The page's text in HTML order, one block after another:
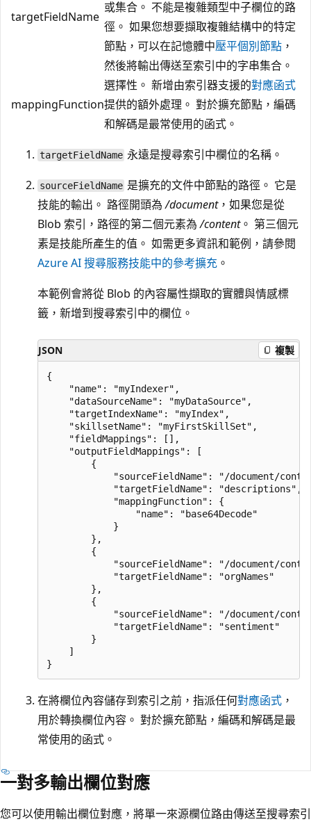
targetFieldName
或集合。 不能是複雜類型中子欄位的路
徑。 如果您想要擷取複雜結構中的特定
節點，可以在記憶體中壓平個別節點 ，
然後將輸出傳送至索引中的字串集合。
mappingFunction
選擇性。 新增由索引器支援的對應函式
提供的額外處理。 對於擴充節點，編碼
和解碼是最常使用的函式。
targetFieldName 永遠是搜尋索引中欄位的名稱。
sourceFieldName 是擴充的文件中節點的路徑。 它是
技能的輸出。 路徑開頭為/document，如果您是從
Blob 索引，路徑的第二個元素為/content。 第三個元
素是技能所產生的值。 如需更多資訊和範例，請參閱
Azure AI 搜尋服務技能中的參考擴充 。
本範例會將從 Blob 的內容屬性擷取的實體與情感標
籤，新增到搜尋索引中的欄位。
JSON 複製
{
    "name": "myIndexer",
    "dataSourceName": "myDataSource",
    "targetIndexName": "myIndex",
    "skillsetName": "myFirstSkillSet",
    "fieldMappings": [],
    "outputFieldMappings": [
        {
"sourceFieldName": "/document/
            "targetFieldName": "descriptions",
            "mappingFunction": {
                "name": "base64Decode"
            }
        },
        {
"sourceFieldName": "/document/
            "targetFieldName": "orgNames"
        },
        {
"sourceFieldName": "/document/
            "targetFieldName": "sentiment"
        }
    ]
在將欄位內容儲存到索引之前，指派任何對應函式 ，
用於轉換欄位內容。 對於擴充節點，編碼和解碼是最
常使用的函式。
一對多輸出欄位對應
您可以使用輸出欄位對應，將單一來源欄位路由傳送至搜尋索引